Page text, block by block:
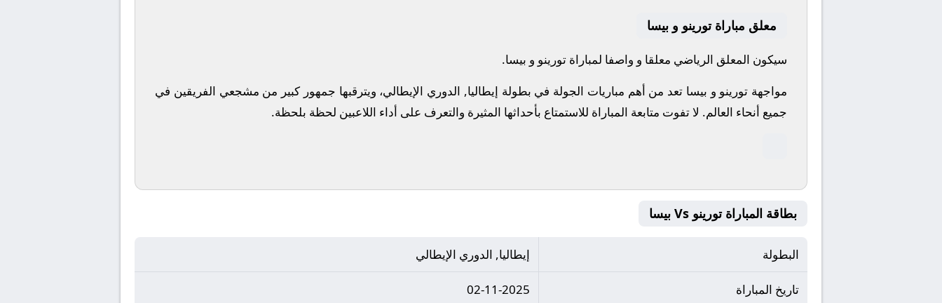
معلق مباراة تورينو و بيسا
سيكون المعلق الرياضي معلقا و واصفا لمباراة تورينو و بيسا.
مواجهة تورينو و بيسا تعد من أهم مباريات الجولة في بطولة إيطاليا, الدوري الإيطالي، ويترقبها جمهور كبير من مشجعي الفريقين في
جميع أنحاء العالم. لا تفوت متابعة المباراة للاستمتاع بأحداثها المثيرة والتعرف على أداء اللاعبين لحظة بلحظة.
بطاقة المباراة تورينو Vs بيسا
البطولة إيطاليا, الدوري الإيطالي
تاريخ المباراة 02-11-2025